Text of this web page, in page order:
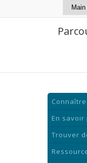
En savoir
Trouver